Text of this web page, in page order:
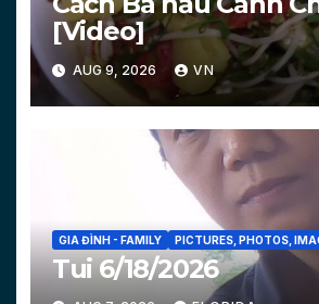
[Video]
AUG 9, 2026 VN
GIA ĐÌNH - FAMILY PICTURES, PHOTOS,
Tui 6/18/2026